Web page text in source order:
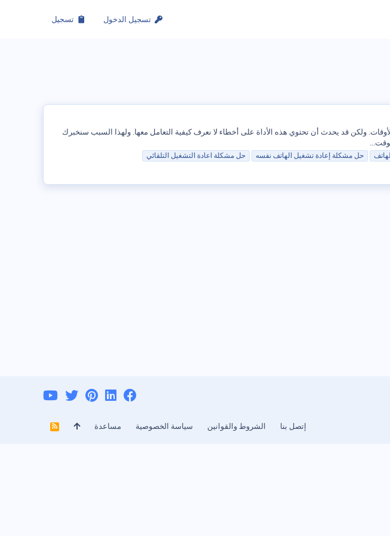
تسجيل الدخول تسجيل
ولكن قد يحدث أن تحتوي هذه الأداة على أخطاء لا نعرف كيفية التعامل معها. ولهذا السبب سنخبرك
حل مشكلة إعادة تشغيل الهاتف نفسه حل مشكلة اعادة التشغيل التلقائي
إتصل بنا الشروط والقوانين سياسة الخصوصية مساعدة
R